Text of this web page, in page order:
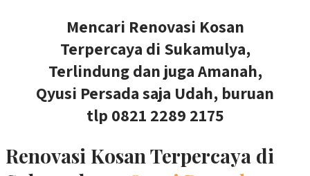
Mencari Renovasi Kosan
Terpercaya di Sukamulya,
Terlindung dan juga Amanah,
Qyusi Persada saja Udah, buruan
tlp 0821 2289 2175
Renovasi Kosan Terpercaya di